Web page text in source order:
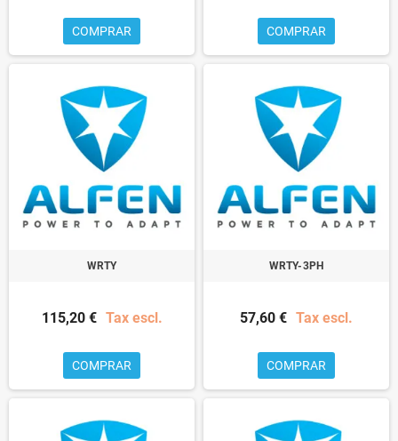
COMPRAR COMPRAR
WRTY
115,20 € Tax escl.
COMPRAR
WRTY-3PH
57,60 € Tax escl.
COMPRAR